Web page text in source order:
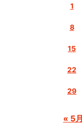
« 5月
1
8
15
22
29